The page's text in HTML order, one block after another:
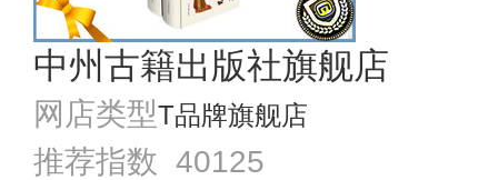
中州古籍出版社旗舰店
网店类型T品牌旗舰店
推荐指数 40125